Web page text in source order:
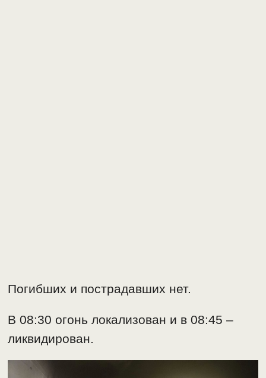
Погибших и пострадавших нет.
В 08:30 огонь локализован и в 08:45 –
ликвидирован.